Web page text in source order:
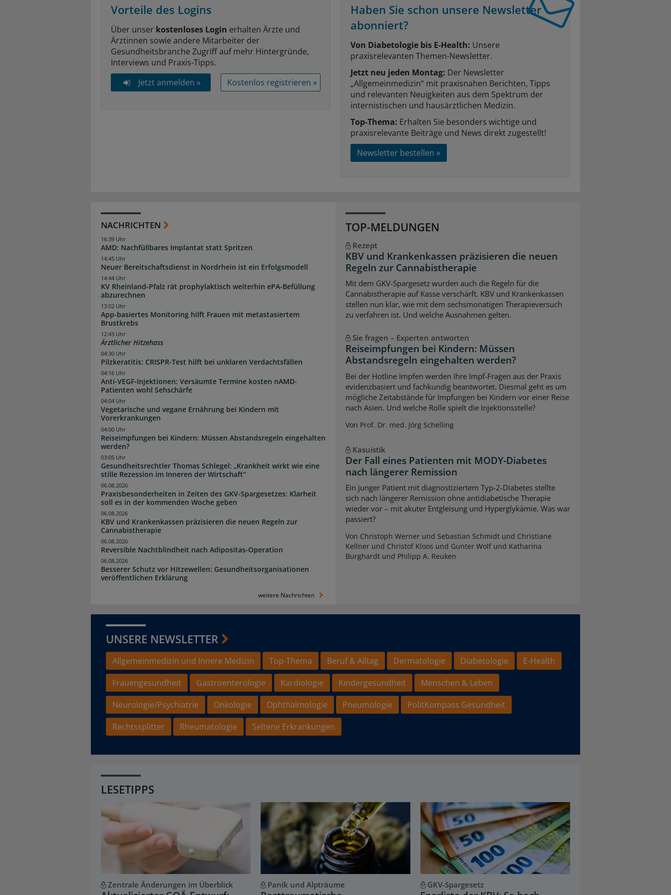
Vorteile des Logins
Über unser kostenloses Login erhalten Ärzte und
Ärztinnen sowie andere Mitarbeiter der
Gesundheitsbranche Zugriff auf mehr Hintergründe,
Interviews und Praxis-Tipps.
Jetzt anmelden »
Kostenlos registrieren »
Haben Sie schon unsere Newsletter
abonniert?
Von Diabetologie bis E-Health: Unsere
praxisrelevanten Themen-Newsletter.
Jetzt neu jeden Montag: Der Newsletter
„Allgemeinmedizin“ mit praxisnahen Berichten, Tipps
und relevanten Neuigkeiten aus dem Spektrum der
internistischen und hausärztlichen Medizin.
Top-Thema: Erhalten Sie besonders wichtige und
praxisrelevante Beiträge und News direkt zugestellt!
Newsletter bestellen »
NACHRICHTEN
AMD: Nachfüllbares Implantat statt Spritzen
16:39 Uhr
Neuer Bereitschaftsdienst in Nordrhein ist ein Erfolgsmodell
14:45 Uhr
KV Rheinland-Pfalz rät prophylaktisch weiterhin ePA-Befüllung
abzurechnen
14:44 Uhr
App-basiertes Monitoring hilft Frauen mit metastasiertem
Brustkrebs
13:02 Uhr
Ärztlicher Hitzehass
12:43 Uhr
Pilzkeratitis: CRISPR-Test hilft bei unklaren Verdachtsfällen
04:30 Uhr
Anti-VEGF-Injektionen: Versäumte Termine kosten nAMD-
Patienten wohl Sehschärfe
04:16 Uhr
Vegetarische und vegane Ernährung bei Kindern mit
Vorerkrankungen
04:04 Uhr
Reiseimpfungen bei Kindern: Müssen Abstandsregeln eingehalten
werden?
04:00 Uhr
Gesundheitsrechtler Thomas Schlegel: „Krankheit wirkt wie eine
stille Rezession im Inneren der Wirtschaft“
03:05 Uhr
Praxisbesonderheiten in Zeiten des GKV-Spargesetzes: Klarheit
soll es in der kommenden Woche geben
06.08.2026
KBV und Krankenkassen präzisieren die neuen Regeln zur
Cannabistherapie
06.08.2026
Reversible Nachtblindheit nach Adipositas-Operation
06.08.2026
Besserer Schutz vor Hitzewellen: Gesundheitsorganisationen
veröffentlichen Erklärung
06.08.2026
weitere Nachrichten
TOP-MELDUNGEN
Rezept
KBV und Krankenkassen präzisieren die neuen
Regeln zur Cannabistherapie
Mit dem GKV-Spargesetz wurden auch die Regeln für die
Cannabistherapie auf Kasse verschärft. KBV und Krankenkassen
stellen nun klar, wie mit dem sechsmonatigen Therapieversuch
zu verfahren ist. Und welche Ausnahmen gelten.
Sie fragen – Experten antworten
Reiseimpfungen bei Kindern: Müssen
Abstandsregeln eingehalten werden?
Bei der Hotline Impfen werden Ihre Impf-Fragen aus der Praxis
evidenzbasiert und fachkundig beantwortet. Diesmal geht es um
mögliche Zeitabstände für Impfungen bei Kindern vor einer Reise
nach Asien. Und welche Rolle spielt die Injektionsstelle?
Von Prof. Dr. med. Jörg Schelling
Kasuistik
Der Fall eines Patienten mit MODY-Diabetes
nach längerer Remission
Ein junger Patient mit diagnostiziertem Typ-2-Diabetes stellte
sich nach längerer Remission ohne antidiabetische Therapie
wieder vor – mit akuter Entgleisung und Hyperglykämie. Was war
passiert?
Von Christoph Werner und Sebastian Schmidt und Christiane
Kellner und Christof Kloos und Gunter Wolf und Katharina
Burghardt und Philipp A. Reuken
UNSERE NEWSLETTER
Allgemeinmedizin und Innere Medizin Top-Thema Beruf & Alltag Dermatologie Diabetologie
E-Health
Frauengesundheit
Gastroenterologie Kardiologie Kindergesundheit
Menschen & Leben
Neurologie/Psychiatrie
Onkologie Ophthalmologie Pneumologie
PolitKompass Gesundheit
Rechtssplitter
Rheumatologie Seltene Erkrankungen
LESETIPPS
Zentrale Änderungen im Überblick Panik und Alpträume GKV-Spargesetz